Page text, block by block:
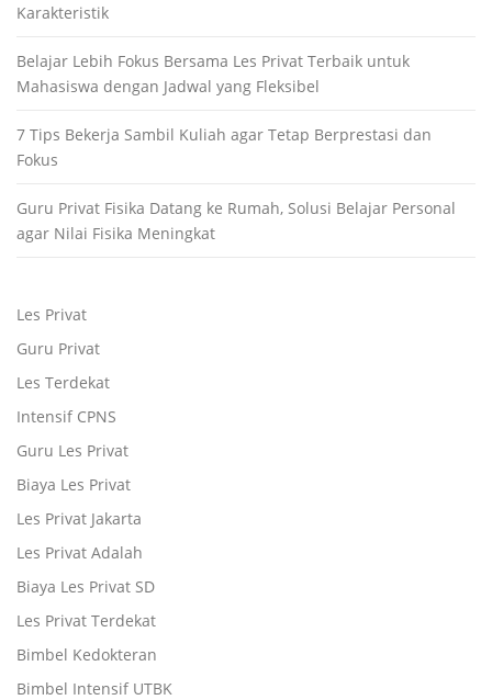
Karakteristik
Belajar Lebih Fokus Bersama Les Privat Terbaik untuk
Mahasiswa dengan Jadwal yang Fleksibel
7 Tips Bekerja Sambil Kuliah agar Tetap Berprestasi dan
Fokus
Guru Privat Fisika Datang ke Rumah, Solusi Belajar Personal
agar Nilai Fisika Meningkat
Les Privat
Guru Privat
Les Terdekat
Intensif CPNS
Guru Les Privat
Biaya Les Privat
Les Privat Jakarta
Les Privat Adalah
Biaya Les Privat SD
Les Privat Terdekat
Bimbel Kedokteran
Bimbel Intensif UTBK